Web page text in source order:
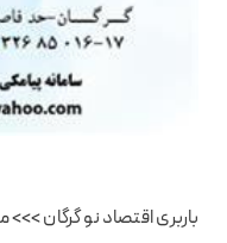
باربری اقتصاد نو گرگان